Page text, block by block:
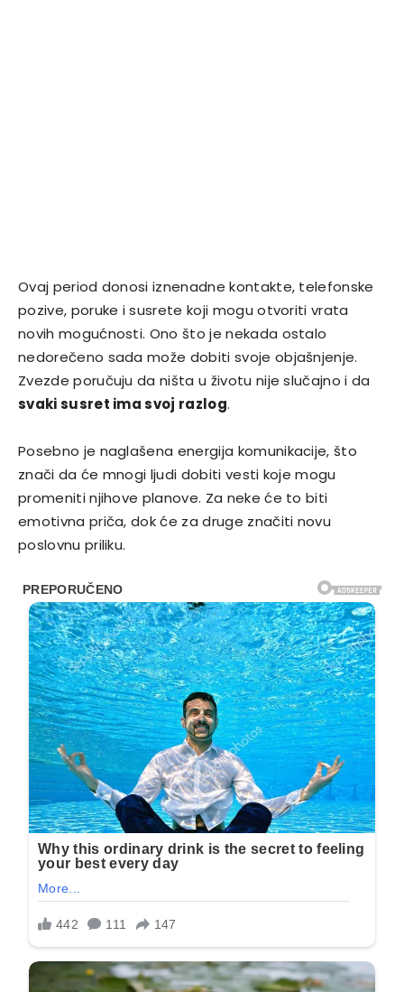
Ovaj period donosi iznenadne kontakte, telefonske
pozive, poruke i susrete koji mogu otvoriti vrata
novih mogućnosti. Ono što je nekada ostalo
nedorečeno sada može dobiti svoje objašnjenje.
Zvezde poručuju da ništa u životu nije slučajno i da
svaki susret ima svoj razlog.
Posebno je naglašena energija komunikacije, što
znači da će mnogi ljudi dobiti vesti koje mogu
promeniti njihove planove. Za neke će to biti
emotivna priča, dok će za druge značiti novu
poslovnu priliku.